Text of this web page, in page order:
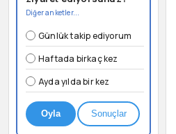
Diğer anketler...
Günlük takip ediyorum
Haftada birkaç kez
Ayda yılda bir kez
Oyla Sonuçlar